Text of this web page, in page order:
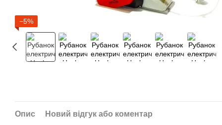
−5%
Опис Новий відгук або коментар